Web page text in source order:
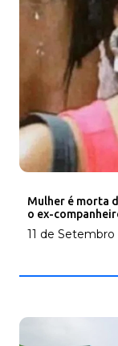
Mulher é morta
o ex-
11 de Setembro